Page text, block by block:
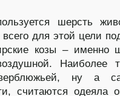
шерсть
для этой цели
козы – именно
Наиболее
ну а
считаются одеяла